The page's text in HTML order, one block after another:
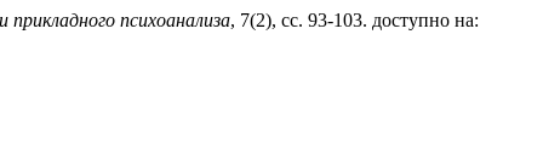
прикладного психоанализа, 7(2), сс. 93-103. доступно на: